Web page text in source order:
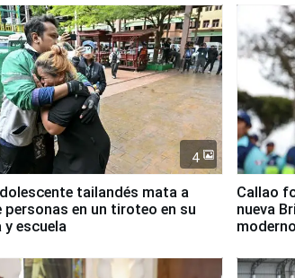
4
tailandés mata a
personas en un tiroteo en su
y escuela
Callao
nueva